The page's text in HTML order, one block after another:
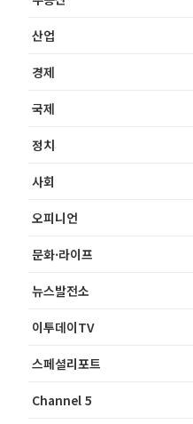
산업
경제
국제
정치
사회
오피니언
문화·라이프
뉴스발전소
이투데이TV
스페셜리포트
Channel 5